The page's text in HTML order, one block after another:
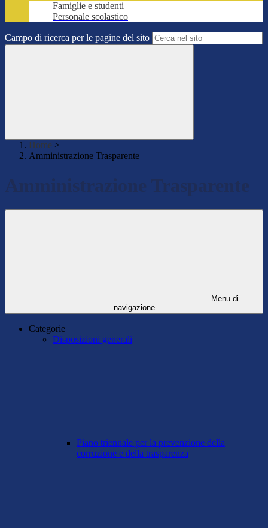
Famiglie e studenti
Personale scolastico
Campo di ricerca per le pagine del sito
Home >
Amministrazione Trasparente
Amministrazione Trasparente
Menu di
navigazione
Categorie
Disposizioni generali
Piano triennale per la prevenzione della
corruzione e della trasparenza